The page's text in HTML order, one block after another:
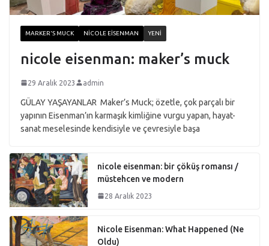
MARKER'S MUCK NICOLE EISENMAN YENI
nicole eisenman: maker’s muck
29 Aralık 2023 admin
GÜLAY YAŞAYANLAR Maker’s Muck; özetle, çok parçalı bir
yapının Eisenman’ın karmaşık kimliğine vurgu yapan, hayat-
sanat meselesinde kendisiyle ve çevresiyle başa
nicole eisenman: bir çöküş romansı /
müstehcen ve modern
28 Aralık 2023
Nicole Eisenman: What Happened (Ne
Oldu)